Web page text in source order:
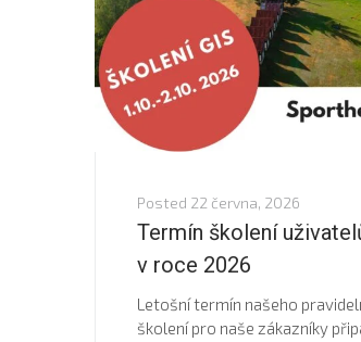
Posted 22 června, 2026
Termín školení
v roce 2026
Letošní termín našeho
školení pro naše zákazníky